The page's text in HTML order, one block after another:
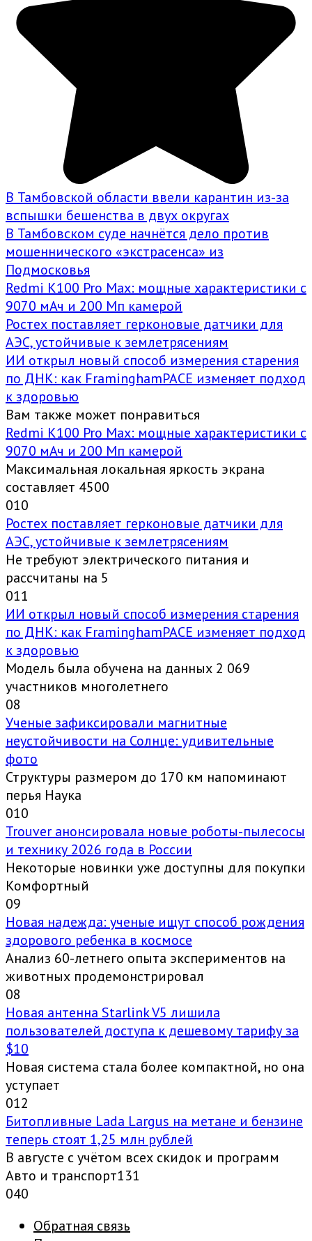
В Тамбовской области ввели карантин из-за
вспышки бешенства в двух округах
В Тамбовском суде начнётся дело против
мошеннического «экстрасенса» из
Подмосковья
Redmi K100 Pro Max: мощные характеристики с
9070 мАч и 200 Мп камерой
Ростех поставляет герконовые датчики для
АЭС, устойчивые к землетрясениям
ИИ открыл новый способ измерения старения
по ДНК: как FraminghamPACE изменяет подход
к здоровью
Вам также может понравиться
Redmi K100 Pro Max: мощные характеристики с
9070 мАч и 200 Мп камерой
Максимальная локальная яркость экрана
составляет 4500
010
Ростех поставляет герконовые датчики для
АЭС, устойчивые к землетрясениям
Не требуют электрического питания и
рассчитаны на 5
011
ИИ открыл новый способ измерения старения
по ДНК: как FraminghamPACE изменяет подход
к здоровью
Модель была обучена на данных 2 069
участников многолетнего
08
Ученые зафиксировали магнитные
неустойчивости на Солнце: удивительные
фото
Структуры размером до 170 км напоминают
перья Наука
010
Trouver анонсировала новые роботы-пылесосы
и технику 2026 года в России
Некоторые новинки уже доступны для покупки
Комфортный
09
Новая надежда: ученые ищут способ рождения
здорового ребенка в космосе
Анализ 60-летнего опыта экспериментов на
животных продемонстрировал
08
Новая антенна Starlink V5 лишила
пользователей доступа к дешевому тарифу за
$10
Новая система стала более компактной, но она
уступает
012
Битопливные Lada Largus на метане и бензине
теперь стоят 1,25 млн рублей
В августе с учётом всех скидок и программ
Авто и транспорт131
040
Обратная связь